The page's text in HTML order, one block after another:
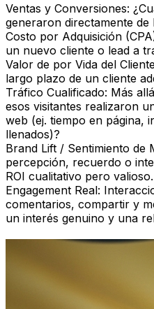
Ventas y Conversiones:
generaron directamente
Costo por Adquisición
un nuevo cliente o lead a
Valor de por Vida del
largo plazo de un cliente
Tráfico Cualificado: Más
esos visitantes realizaron
web (ej. tiempo en página,
llenados)?
Brand Lift / Sentimiento de
percepción, recuerdo o
ROI cualitativo pero valioso.
Engagement Real:
comentarios, compartir y
un interés genuino y una